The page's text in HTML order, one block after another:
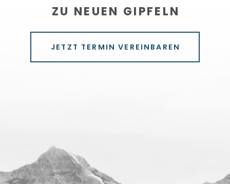
ZU NEUEN GIPFELN
JETZT TERMIN VEREINBAREN